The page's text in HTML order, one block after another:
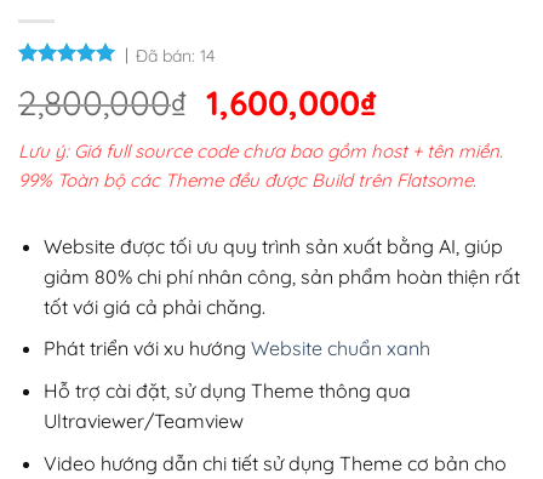
Đã bán: 14
2,800,000₫ Giá
gốc
là:
2,800,000₫.
1,600,000₫Giá
hiện
tại
Lưu ý: Giá full source code chưa bao gồm host + tên miền.
99% Toàn bộ các Theme đều được Build trên Flatsome.
Website được tối ưu quy trình sản xuất bằng AI, giúp
giảm 80% chi phí nhân công, sản phẩm hoàn thiện rất
tốt với giá cả phải chăng.
Phát triển với xu hướng Website chuẩn xanh
Hỗ trợ cài đặt, sử dụng Theme thông qua
Ultraviewer/Teamview
Video hướng dẫn chi tiết sử dụng Theme cơ bản cho